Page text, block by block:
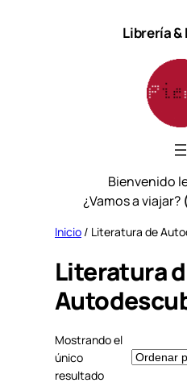
Librería
Bienvenido
¿Vamos a viajar?
Inicio / Literatura de
Literatura
Mostrando el
único
resultado